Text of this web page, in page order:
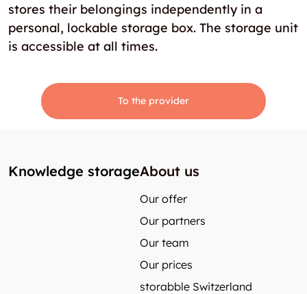
stores their belongings independently in a
personal, lockable storage box. The storage unit
is accessible at all times.
To the provider
Knowledge storageAbout us
Our offer
Our partners
Our team
Our prices
storabble Switzerland